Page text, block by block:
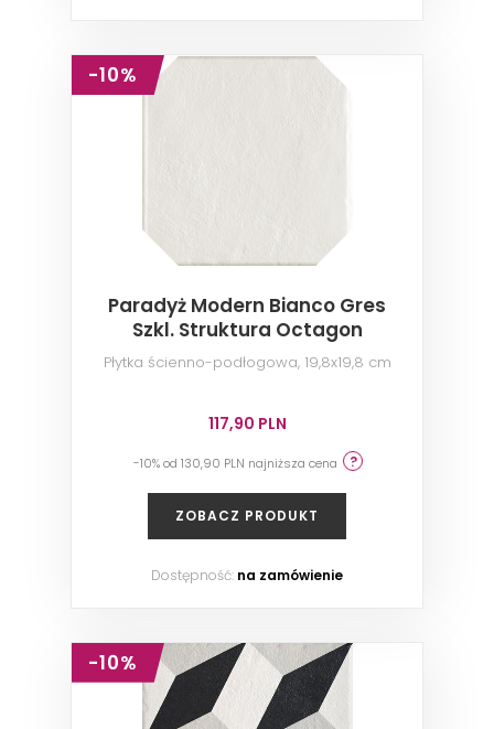
-10%
Paradyż Modern Bianco Gres
Szkl. Struktura Octagon
Płytka ścienno-podłogowa, 19,8x19,8 cm
117,90 PLN
-10% od 130,90 PLN najniższa cena
ZOBACZ PRODUKT
Dostępność: na zamówienie
-10%